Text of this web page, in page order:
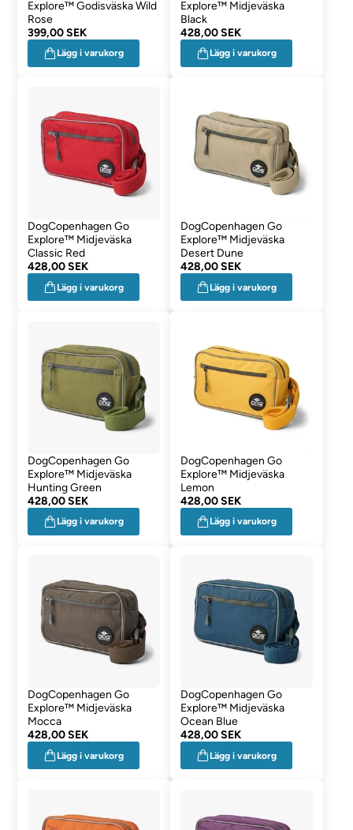
Explore™ Godisväska Wild
Rose
399,00 SEK
Lägg i varukorg
Explore™ Midjeväska
Black
428,00 SEK
Lägg i varukorg
DogCopenhagen Go
Explore™ Midjeväska
Classic Red
428,00 SEK
Lägg i varukorg
DogCopenhagen Go
Explore™ Midjeväska
Desert Dune
428,00 SEK
Lägg i varukorg
DogCopenhagen Go
Explore™ Midjeväska
Hunting Green
428,00 SEK
Lägg i varukorg
DogCopenhagen Go
Explore™ Midjeväska
Lemon
428,00 SEK
Lägg i varukorg
DogCopenhagen Go
Explore™ Midjeväska
Mocca
428,00 SEK
Lägg i varukorg
DogCopenhagen Go
Explore™ Midjeväska
Ocean Blue
428,00 SEK
Lägg i varukorg